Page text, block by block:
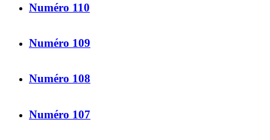
Numéro 110
Numéro 109
Numéro 108
Numéro 107